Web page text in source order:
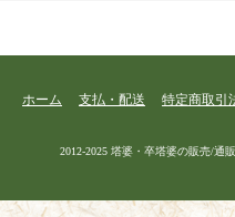
ホーム 支払・配送 特定商取引
2012-2025 塔婆・卒塔婆の販売/通